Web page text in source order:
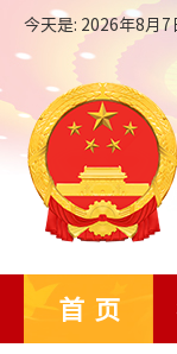
今天是: 2026年8月7
首页